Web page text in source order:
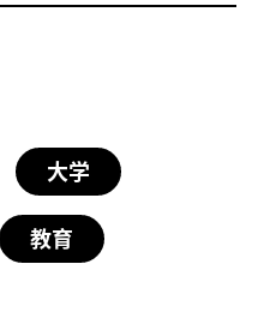
大学
教育